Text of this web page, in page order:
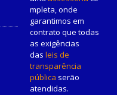
mpleta, onde
garantimos em
contrato que todas
as exigências
das leis de
transparência
pública serão
atendidas.